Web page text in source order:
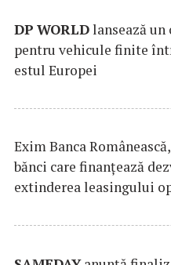
DP WORLDlansează
pentru vehicule finite
estul Europei
Exim Banca
bănci care finanțează
extinderea leasingului